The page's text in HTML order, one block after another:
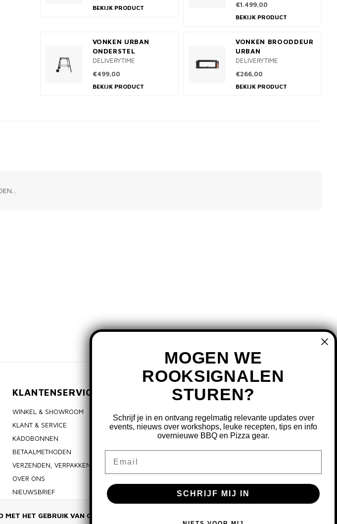
BEKIJK PRODUCT
€1.499,00
BEKIJK PRODUCT
VONKEN URBAN
ONDERSTEL
DELIVERYTIME
€499,00
BEKIJK PRODUCT
VONKEN BROODDEUR
URBAN
DELIVERYTIME
€266,00
BEKIJK PRODUCT
KLANTENSERVICE
WINKEL & SHOWROOM
KLANT & SERVICE
KADOBONNEN
BETAALMETHODEN
VERZENDEN, VERPAKKEN & RETOURNEREN
OVER ONS
NIEUWSBRIEF
PRIVACY POLICY
MIJN ACCOUNT
MIJN BESTELLINGEN
MIJN TICKETS
MIJN VERLANGLIJST
HET GEBRUIK VAN COOKIES OM ONZE WEBSITE TE VERBETEREN.
MOGEN WE
ROOKSIGNALEN
STUREN?
Schrijf je in en ontvang regelmatig relevante updates over
events, nieuws over workshops, leuke recepten, tips en info
overnieuwe BBQ en Pizza gear.
SCHRIJF MIJ IN